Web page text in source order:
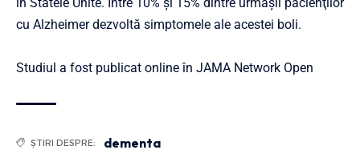
cu Alzheimer dezvoltă simptomele ale acestei boli.
Studiul a fost publicat online în JAMA Network Open
ȘTIRI DESPRE: dementa